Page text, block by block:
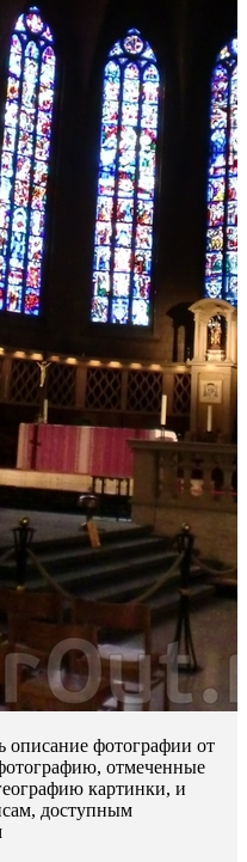
описание фотографии от
отмеченные
картинки, и
доступным